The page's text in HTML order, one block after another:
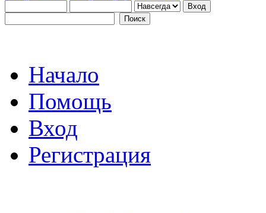
Начало
Помощь
Вход
Регистрация